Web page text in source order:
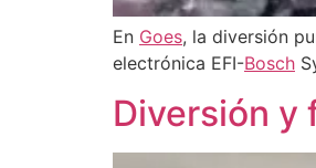
En Goes, la diversión
electrónica EFI-Bosch
Diversión y